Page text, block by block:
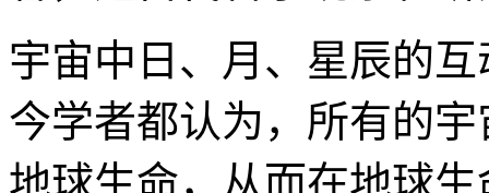
宇宙中日、月、星辰的
今学者都认为，所有的
地球生命，从而在地球